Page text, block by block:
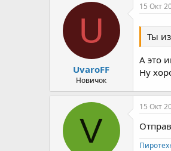
U
UvaroFF
Новичок
15 Окт
Ты
А это
Ну
V
15 Окт